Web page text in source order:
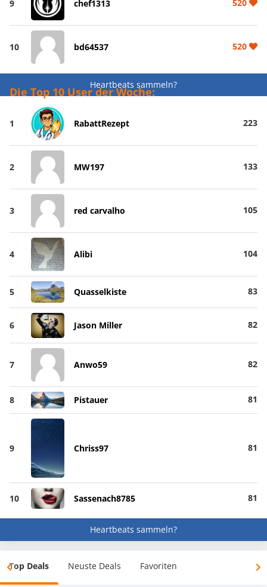
9 chef1313 520
10 bd64537 520
Heartbeats sammeln?
Die Top 10 User der Woche:
1 RabattRezept 223
2 MW197 133
3 red carvalho 105
4 Alibi 104
5 Quasselkiste 83
6 Jason Miller 82
7 Anwo59 82
8 Pistauer 81
9 Chriss97 81
10 Sassenach8785 81
Heartbeats sammeln?
Top Deals Neuste Deals Favoriten